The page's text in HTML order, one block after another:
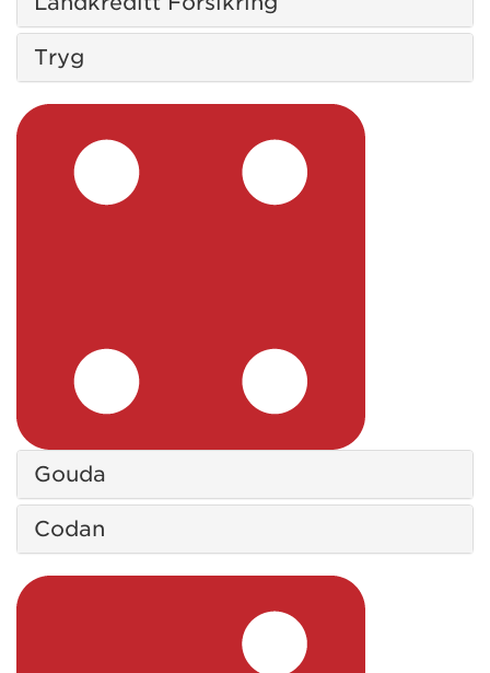
Tryg
Gouda
Codan